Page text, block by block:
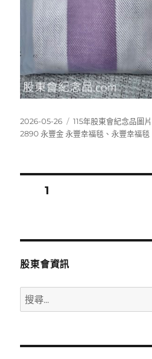
發
佈
2026-05-26
分
類
115年股東會紀念品圖片
2890 永豐金 永豐幸福毯 、永豐幸福毯
分
頁次1
股東會資訊
搜
尋
鍵